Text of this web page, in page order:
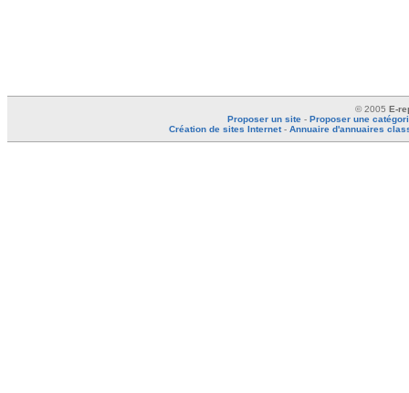
© 2005E-
Proposer un site -Proposer une
Création de sites Internet-Annuaire d'annuaires